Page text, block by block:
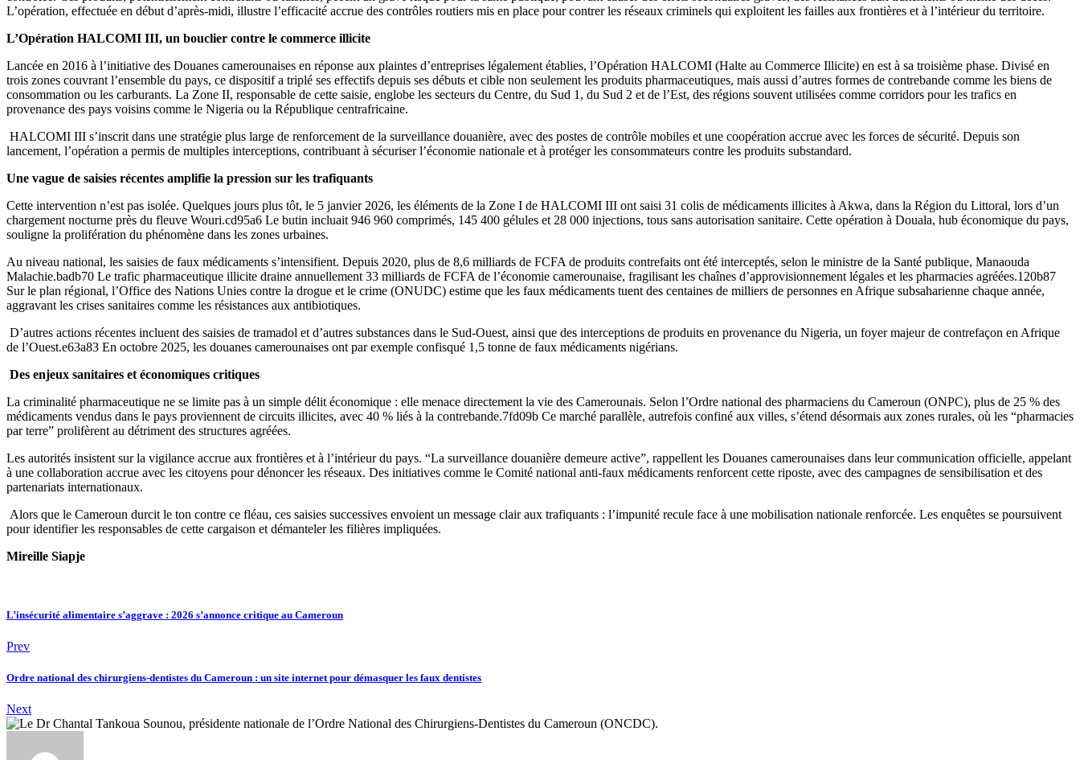
L’opération, effectuée en début d’après-midi, illustre l’efficacité accrue des contrôles routiers mis en place pour contrer les réseaux criminels qui exploitent les failles aux frontières et à l’intérieur du territoire.
L’Opération HALCOMI III, un bouclier contre le commerce illicite
Lancée en 2016 à l’initiative des Douanes camerounaises en réponse aux plaintes d’entreprises légalement établies, l’Opération HALCOMI (Halte au Commerce Illicite) en est à sa troisième phase. Divisé en
trois zones couvrant l’ensemble du pays, ce dispositif a triplé ses effectifs depuis ses débuts et cible non seulement les produits pharmaceutiques, mais aussi d’autres formes de contrebande comme les biens de
consommation ou les carburants. La Zone II, responsable de cette saisie, englobe les secteurs du Centre, du Sud 1, du Sud 2 et de l’Est, des régions souvent utilisées comme corridors pour les trafics en
provenance des pays voisins comme le Nigeria ou la République centrafricaine.
HALCOMI III s’inscrit dans une stratégie plus large de renforcement de la surveillance douanière, avec des postes de contrôle mobiles et une coopération accrue avec les forces de sécurité. Depuis son
lancement, l’opération a permis de multiples interceptions, contribuant à sécuriser l’économie nationale et à protéger les consommateurs contre les produits substandard.
Une vague de saisies récentes amplifie la pression sur les trafiquants
Cette intervention n’est pas isolée. Quelques jours plus tôt, le 5 janvier 2026, les éléments de la Zone I de HALCOMI III ont saisi 31 colis de médicaments illicites à Akwa, dans la Région du Littoral, lors d’un
chargement nocturne près du fleuve Wouri.cd95a6 Le butin incluait 946 960 comprimés, 145 400 gélules et 28 000 injections, tous sans autorisation sanitaire. Cette opération à Douala, hub économique du pays,
souligne la prolifération du phénomène dans les zones urbaines.
Au niveau national, les saisies de faux médicaments s’intensifient. Depuis 2020, plus de 8,6 milliards de FCFA de produits contrefaits ont été interceptés, selon le ministre de la Santé publique, Manaouda
Malachie.badb70 Le trafic pharmaceutique illicite draine annuellement 33 milliards de FCFA de l’économie camerounaise, fragilisant les chaînes d’approvisionnement légales et les pharmacies agréées.120b87
Sur le plan régional, l’Office des Nations Unies contre la drogue et le crime (ONUDC) estime que les faux médicaments tuent des centaines de milliers de personnes en Afrique subsaharienne chaque année,
aggravant les crises sanitaires comme les résistances aux antibiotiques.
D’autres actions récentes incluent des saisies de tramadol et d’autres substances dans le Sud-Ouest, ainsi que des interceptions de produits en provenance du Nigeria, un foyer majeur de contrefaçon en Afrique
de l’Ouest.e63a83 En octobre 2025, les douanes camerounaises ont par exemple confisqué 1,5 tonne de faux médicaments nigérians.
Des enjeux sanitaires et économiques critiques
La criminalité pharmaceutique ne se limite pas à un simple délit économique : elle menace directement la vie des Camerounais. Selon l’Ordre national des pharmaciens du Cameroun (ONPC), plus de 25 % des
médicaments vendus dans le pays proviennent de circuits illicites, avec 40 % liés à la contrebande.7fd09b Ce marché parallèle, autrefois confiné aux villes, s’étend désormais aux zones rurales, où les “pharmacies
par terre” prolifèrent au détriment des structures agréées.
Les autorités insistent sur la vigilance accrue aux frontières et à l’intérieur du pays. “La surveillance douanière demeure active”, rappellent les Douanes camerounaises dans leur communication officielle, appelant
à une collaboration accrue avec les citoyens pour dénoncer les réseaux. Des initiatives comme le Comité national anti-faux médicaments renforcent cette riposte, avec des campagnes de sensibilisation et des
partenariats internationaux.
Alors que le Cameroun durcit le ton contre ce fléau, ces saisies successives envoient un message clair aux trafiquants : l’impunité recule face à une mobilisation nationale renforcée. Les enquêtes se poursuivent
pour identifier les responsables de cette cargaison et démanteler les filières impliquées.
Mireille Siapje
L’insécurité alimentaire s’aggrave : 2026 s’annonce critique au Cameroun
Prev
Ordre national des chirurgiens-dentistes du Cameroun : un site internet pour démasquer les faux dentistes
Next